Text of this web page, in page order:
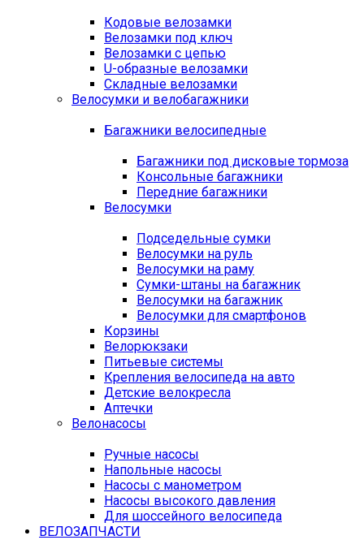
Кодовые велозамки
Велозамки под ключ
Велозамки с цепью
U-образные велозамки
Складные велозамки
Велосумки и велобагажники
Багажники велосипедные
Багажники под дисковые тормоза
Консольные багажники
Передние багажники
Велосумки
Подседельные сумки
Велосумки на руль
Велосумки на раму
Сумки-штаны на багажник
Велосумки на багажник
Велосумки для смартфонов
Корзины
Велорюкзаки
Питьевые системы
Крепления велосипеда на авто
Детские велокресла
Аптечки
Велонасосы
Ручные насосы
Напольные насосы
Насосы с манометром
Насосы высокого давления
Для шоссейного велосипеда
ВЕЛОЗАПЧАСТИ